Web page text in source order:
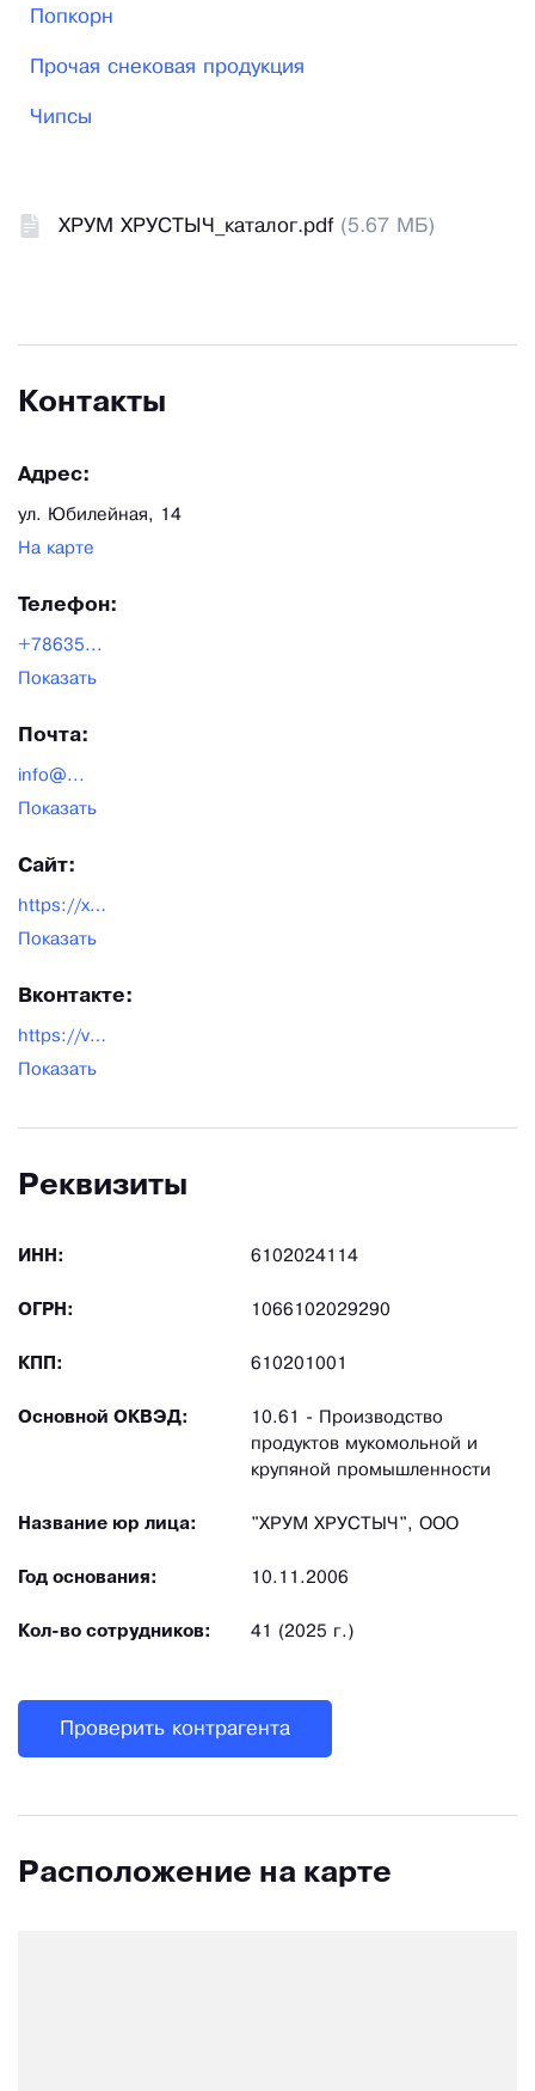
Попкорн
Прочая снековая продукция
Чипсы
ХРУМ ХРУСТЫЧ_каталог.pdf (5.67 МБ)
Контакты
Адрес:
ул. Юбилейная, 14
На карте
Телефон:
+78635...
Показать
Почта:
info@...
Показать
Сайт:
https://xn--80ajfggadhpnii1bbb5e2c.xn--p1ai/
Показать
Вконтакте:
https://vk.com/club203631134
Показать
Реквизиты
ИНН: 6102024114
ОГРН: 1066102029290
КПП: 610201001
Основной ОКВЭД:
10.61 - Производство
продуктов мукомольной и
крупяной промышленности
Название юр лица: "ХРУМ ХРУСТЫЧ", ООО
Год основания: 10.11.2006
Кол-во сотрудников: 41 (2025 г.)
Проверить контрагента
Расположение на карте